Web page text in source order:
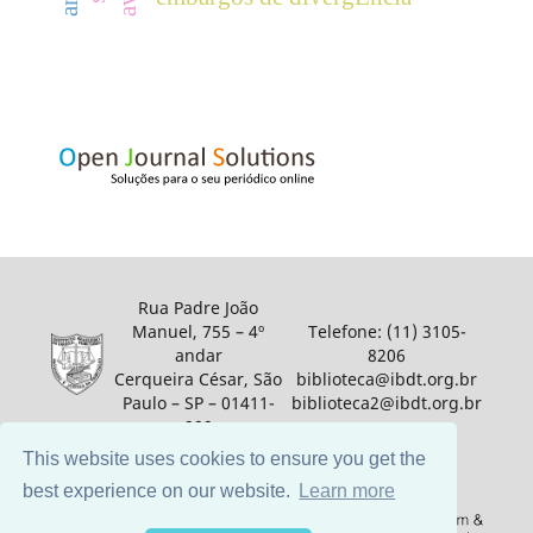
This website uses cookies to ensure you get the
best experience on our website.
Learn more
Rua Padre João
Manuel, 755 – 4º
andar
Cerqueira César, São
Paulo – SP – 01411-
900
Telefone: (11) 3105-
8206
biblioteca@ibdt.org.br
biblioteca2@ibdt.org.br